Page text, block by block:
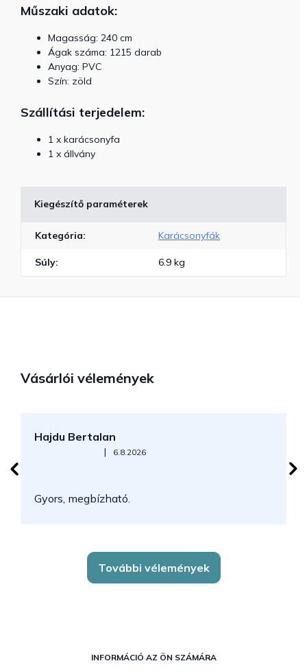
Műszaki adatok:
Magasság: 240 cm
Ágak száma: 1215 darab
Anyag: PVC
Szín: zöld
Szállítási terjedelem:
1 x karácsonyfa
1 x állvány
Kiegészítő paraméterek
Kategória: Karácsonyfák
Súly: 6.9 kg
Vásárlói vélemények
Hajdu Bertalan
Az áruház értékelése 5-ből 5 csillag.
| 6.8.2026
Gyors, megbízható.
További vélemények
INFORMÁCIÓ AZ ÖN SZÁMÁRA